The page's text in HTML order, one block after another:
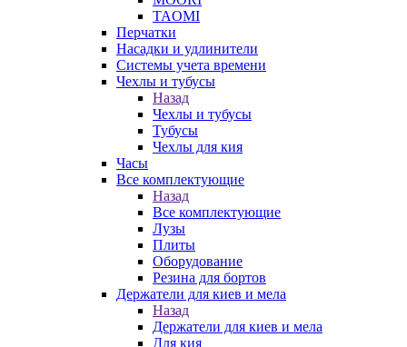
TAOMI
Перчатки
Насадки и удлинители
Системы учета времени
Чехлы и тубусы
Назад
Чехлы и тубусы
Тубусы
Чехлы для кия
Часы
Все комплектующие
Назад
Все комплектующие
Лузы
Плиты
Оборудование
Резина для бортов
Держатели для киев и мела
Назад
Держатели для киев и мела
Для кия